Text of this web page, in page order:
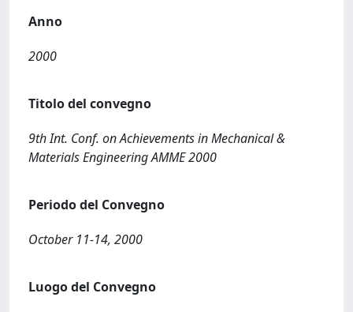
Anno
2000
Titolo del convegno
9th Int. Conf. on Achievements in Mechanical &
Materials Engineering AMME 2000
Periodo del Convegno
October 11-14, 2000
Luogo del Convegno